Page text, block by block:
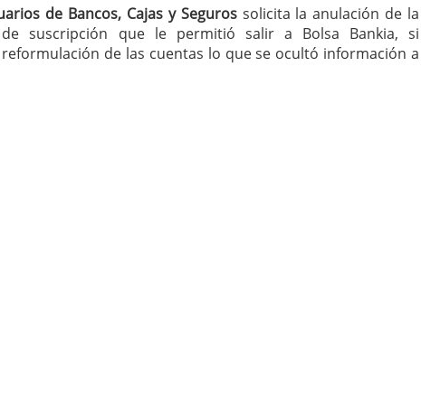
de Bancos, Cajas y Segurossolicita la anulación de la
suscripción que le permitió salir a Bolsa Bankia, si
de las cuentas lo que se ocultó información a